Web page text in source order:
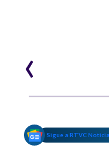
‹
Sigue a RTVC